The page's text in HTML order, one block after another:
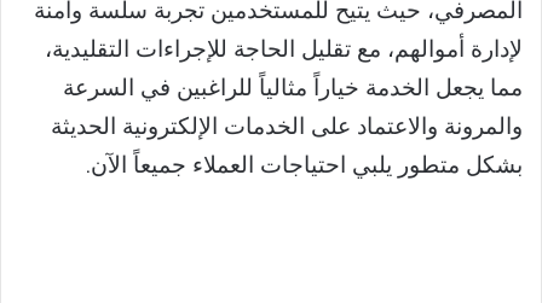
المصرفي، حيث يتيح للمستخدمين تجربة سلسة وآمنة
لإدارة أموالهم، مع تقليل الحاجة للإجراءات التقليدية،
مما يجعل الخدمة خياراً مثالياً للراغبين في السرعة
والمرونة والاعتماد على الخدمات الإلكترونية الحديثة
بشكل متطور يلبي احتياجات العملاء جميعاً الآن.